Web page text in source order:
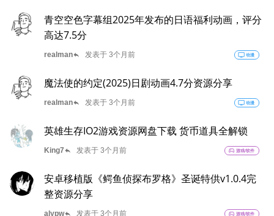
青空空色字幕组2025年发布的日语福利动画，评分
高达7.5分
realmanreply 发表于 3个月前 tv 动漫
魔法使的约定(2025)日剧动画4.7分资源分享
realmanreply 发表于 3个月前 tv 动漫
英雄生存IO2游戏资源网盘下载 货币道具全解锁
King7reply 发表于 3个月前 sports_esports 游戏/软件
安卓移植版《鳄鱼侦探布罗格》圣诞特供v1.0.4完
整资源分享
alypwreply 发表于 3个月前 sports_esports 游戏/软件